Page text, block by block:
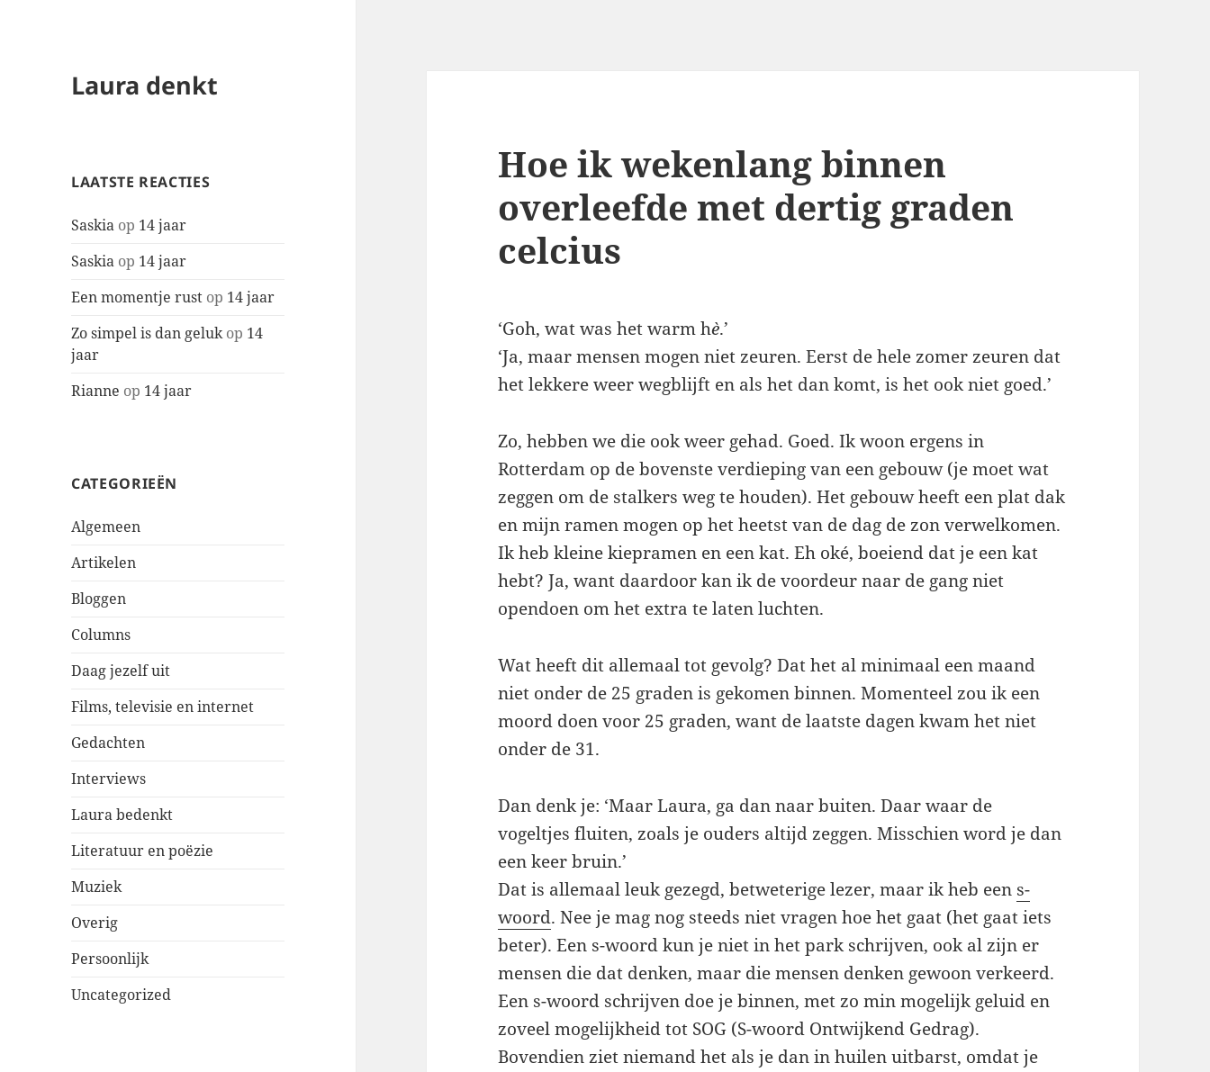
Laura denkt
LAATSTE REACTIES
Saskia op 14 jaar
Saskia op 14 jaar
Een momentje rust op 14 jaar
Zo simpel is dan gelukop 14
jaar
Rianne op 14 jaar
CATEGORIEËN
Algemeen
Artikelen
Bloggen
Columns
Daag jezelf uit
Films, televisie en internet
Gedachten
Interviews
Laura bedenkt
Literatuur en poëzie
Muziek
Overig
Persoonlijk
Uncategorized
Hoe ik wekenlang binnen
overleefde met dertig graden
celcius
‘Goh, wat was het warm hè.’
‘Ja, maar mensen mogen niet zeuren. Eerst de hele zomer zeuren dat
het lekkere weer wegblijft en als het dan komt, is het ook niet goed.’
Zo, hebben we die ook weer gehad. Goed. Ik woon ergens in
Rotterdam op de bovenste verdieping van een gebouw (je moet wat
zeggen om de stalkers weg te houden). Het gebouw heeft een plat dak
en mijn ramen mogen op het heetst van de dag de zon verwelkomen.
Ik heb kleine kiepramen en een kat. Eh oké, boeiend dat je een kat
hebt? Ja, want daardoor kan ik de voordeur naar de gang niet
opendoen om het extra te laten luchten.
Wat heeft dit allemaal tot gevolg? Dat het al minimaal een maand
niet onder de 25 graden is gekomen binnen. Momenteel zou ik een
moord doen voor 25 graden, want de laatste dagen kwam het niet
onder de 31.
Dan denk je: ‘Maar Laura, ga dan naar buiten. Daar waar de
vogeltjes fluiten, zoals je ouders altijd zeggen. Misschien word je dan
een keer bruin.’
Dat is allemaal leuk gezegd, betweterige lezer, maar ik heb een s-
woord. Nee je mag nog steeds niet vragen hoe het gaat (het gaat iets
beter). Een s-woord kun je niet in het park schrijven, ook al zijn er
mensen die dat denken, maar die mensen denken gewoon verkeerd.
Een s-woord schrijven doe je binnen, met zo min mogelijk geluid en
zoveel mogelijkheid tot SOG (S-woord Ontwijkend Gedrag).
Bovendien ziet niemand het als je dan in huilen uitbarst, omdat je